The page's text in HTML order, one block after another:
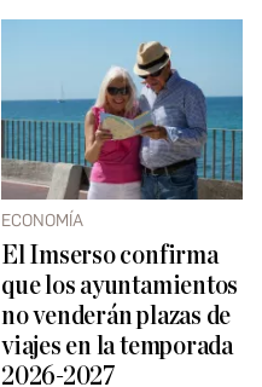
ECONOMÍA
El Imserso confirma
que los ayuntamientos
no venderán plazas de
viajes en la temporada
2026-2027